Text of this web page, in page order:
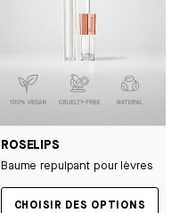
ROSELIPS
Baume repulpant pour lèvres
CHOISIR DES OPTIONS